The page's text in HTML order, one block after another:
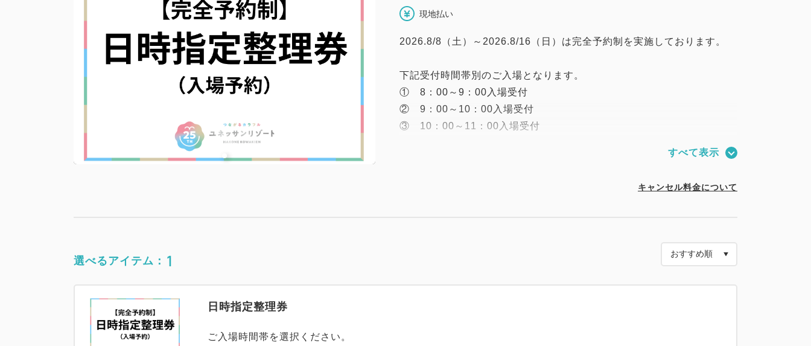
現地払い
2026.8/8（土）～2026.8/16（日）は完全予約制を実施しております。
下記受付時間帯別のご入場となります。
① 8：00～9：00入場受付
② 9：00～10：00入場受付
③ 10：00～11：00入場受付
●フロントにて、予約完了メールをご提示いただきご入場料金をお支払い
すべて表示
キャンセル料金について
選べるアイテム： 1
日時指定整理券
ご入場時間帯を選択ください。